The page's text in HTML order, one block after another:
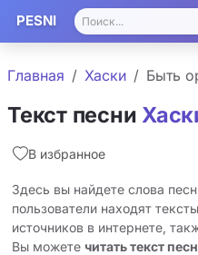
PESNI
Главная Хаски Быть
Текст песни
В избранное
Здесь вы найдете слова
пользователи находят
источников в интернете,
Вы можете читать текст